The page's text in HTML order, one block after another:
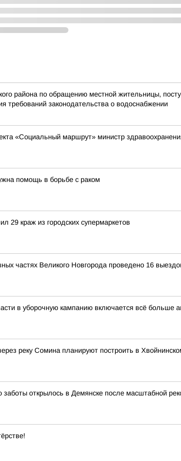
района по обращению местной жительницы,
требований законодательства о водоснабжении
«Социальный маршрут» министр
помощь в борьбе с раком
29 краж из городских супермаркетов
частях Великого Новгорода проведено 16
в уборочную кампанию включается всё больше
реку Сомина планируют построить в
заботы открылось в Демянске после масштабной